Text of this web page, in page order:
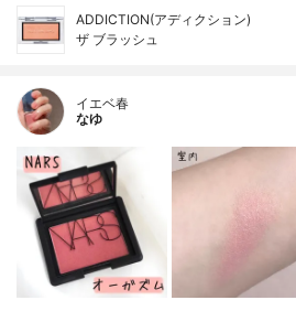
ADDICTION(アディクション)
ザ ブラッシュ
イエベ春
なゆ